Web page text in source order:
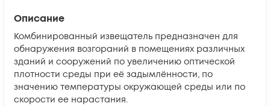
Описание
Комбинированный извещатель предназначен для
обнаружения возгораний в помещениях различных
зданий и сооружений по увеличению оптической
плотности среды при её задымлённости, по
значению температуры окружающей среды или по
скорости ее нарастания.